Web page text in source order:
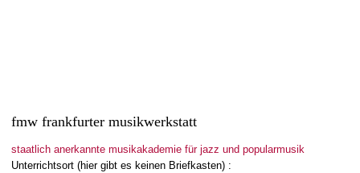
fmw frankfurter musikwerkstatt
staatlich anerkannte musikakademie für jazz und popularmusik
Unterrichtsort (hier gibt es keinen Briefkasten) :